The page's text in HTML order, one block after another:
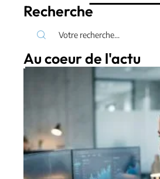
Recherche
Au coeur de l'actu